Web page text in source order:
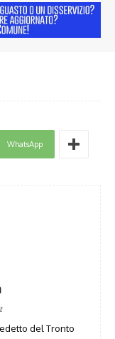
WhatsApp
del Tronto